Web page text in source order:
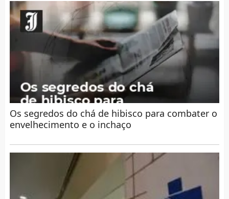
Os segredos do chá de hibisco para combater o
envelhecimento e o inchaço